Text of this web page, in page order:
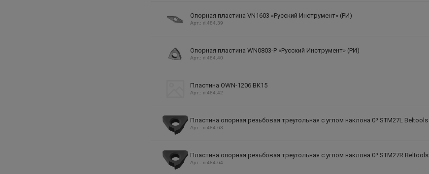
Опорная пластина VN1603 «Русский Инструмент» (РИ)
Арт.: ri.484.39
Опорная пластина WN0803-P «Русский Инструмент» (РИ)
Арт.: ri.484.40
Пластина OWN-1206 ВК15
Арт.: ri.484.42
Пластина опорная резьбовая треугольная с углом наклона 0⁰ STM27L Beltools
Арт.: ri.484.63
Пластина опорная резьбовая треугольная с углом наклона 0⁰ STM27R Beltools
Арт.: ri.484.64